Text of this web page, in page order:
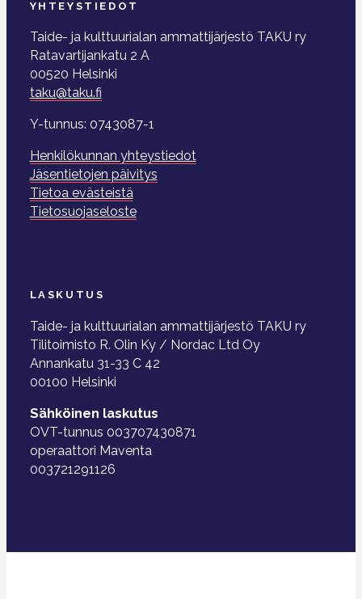
YHTEYSTIEDOT
Taide- ja kulttuurialan ammattijärjestö TAKU ry
Ratavartijankatu 2 A
00520 Helsinki
taku@taku.fi
Y-tunnus: 0743087-1
Henkilökunnan yhteystiedot
Jäsentietojen päivitys
Tietoa evästeistä
Tietosuojaseloste
LASKUTUS
Taide- ja kulttuurialan ammattijärjestö TAKU ry
Tilitoimisto R. Olin Ky / Nordac Ltd Oy
Annankatu 31-33 C 42
00100 Helsinki
Sähköinen laskutus
OVT-tunnus 003707430871
operaattori Maventa
003721291126